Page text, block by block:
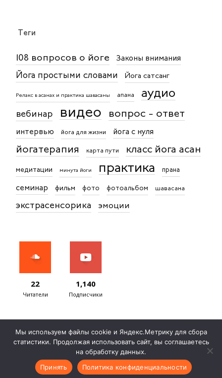
Теги
108 вопросов о йоге Законы внимания
Йога простыми словами Йога сатсанг
Релакс в асанах и практика шавасаны апана аудио
вебинар видео вопрос - ответ
интервью йога для жизни йога с нуля
йогатерапия карта пути класс йога асан
медитации минута йоги практика прана
семинар фильм фото фотоальбом шавасана
экстрасенсорика эмоции
22
Читатели
1,140
Подписчики
Записаться на консультацию
Договор публичной оферты
Согласие на обработку ПД
Политика обработки ПД Контакты
© Сурья дас, 2012 — 2026 Все права защищены. Создано с ♥
Мы используем файлы cookie и Яндекс.Метрику для сбора
статистики. Продолжая использовать сайт, вы соглашаетесь
на обработку данных.
Принять
Политика конфиденциальности